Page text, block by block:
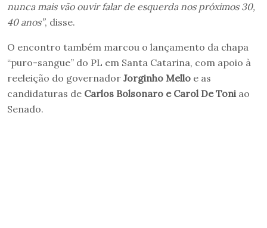
nunca mais vão ouvir falar de esquerda nos próximos 30,
40 anos”, disse.
O encontro também marcou o lançamento da chapa
“puro-sangue” do PL em Santa Catarina, com apoio à
reeleição do governador Jorginho Mello e as
candidaturas de Carlos Bolsonaro e Carol De Toni ao
Senado.